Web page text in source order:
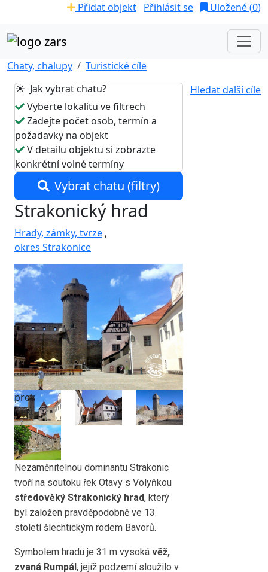
Přidat objekt Přihlásit se Uložené (0)
Chaty, chalupy
Turistické cíle
Hledat další cíle
☀️ Jak vybrat chatu?
Vyberte lokalitu ve filtrech
Zadejte počet osob, termín a
požadavky na objekt
V detailu objektu si zobrazte
konkrétní volné termíny
Vybrat chatu (filtry)
Strakonický hrad
Hrady, zámky, tvrze ,
okres Strakonice
prev
next
Nezaměnitelnou dominantu Strakonic
tvoří na soutoku řek Otavy s Volyňkou
středověký Strakonický hrad, který
byl založen pravděpodobně ve 13.
století šlechtickým rodem Bavorů.
Symbolem hradu je 31 m vysoká věž,
zvaná Rumpál , jejíž podzemí sloužilo v